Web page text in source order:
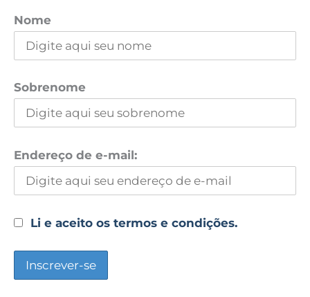
Nome
Sobrenome
Endereço de e-mail:
Li e aceito os termos e condições.